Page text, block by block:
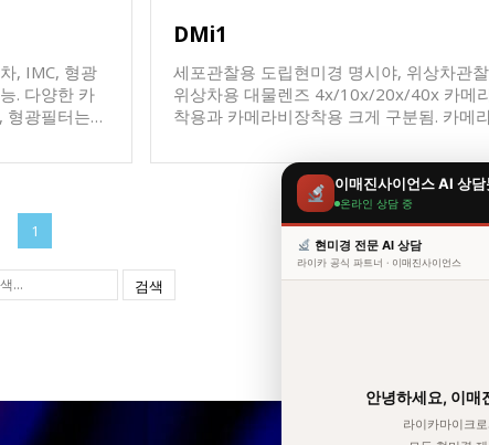
에 대해서는
DMi1
세포관찰용 도립현미경 명시야, 위상차관찰 용
위상차용 대물렌즈 4x/10x/20x/40x 카메라장
착용과 카메라비장착용 크게 구분됨. 카메라비
할 수 없습니다. 카메라장착용은 Package로 구
성되어 2.5MPixels의 MC120HD camera
5MPixels의 MC170HD camera 중 하나를 선
택하여 구성됨. Object guide (XY 조절장치)와
holding frame ( Universal holding frame,
용, Microplate용)을 선택할 수 있음. 기타 다양
1
검색
이매진사이언스 AI 상담
온라인 상담 중
자
주
현미경 전문 AI 상담
라이카 공식 파트너 · 이매진사이언스
안녕하세요, 이매
라이카마이크